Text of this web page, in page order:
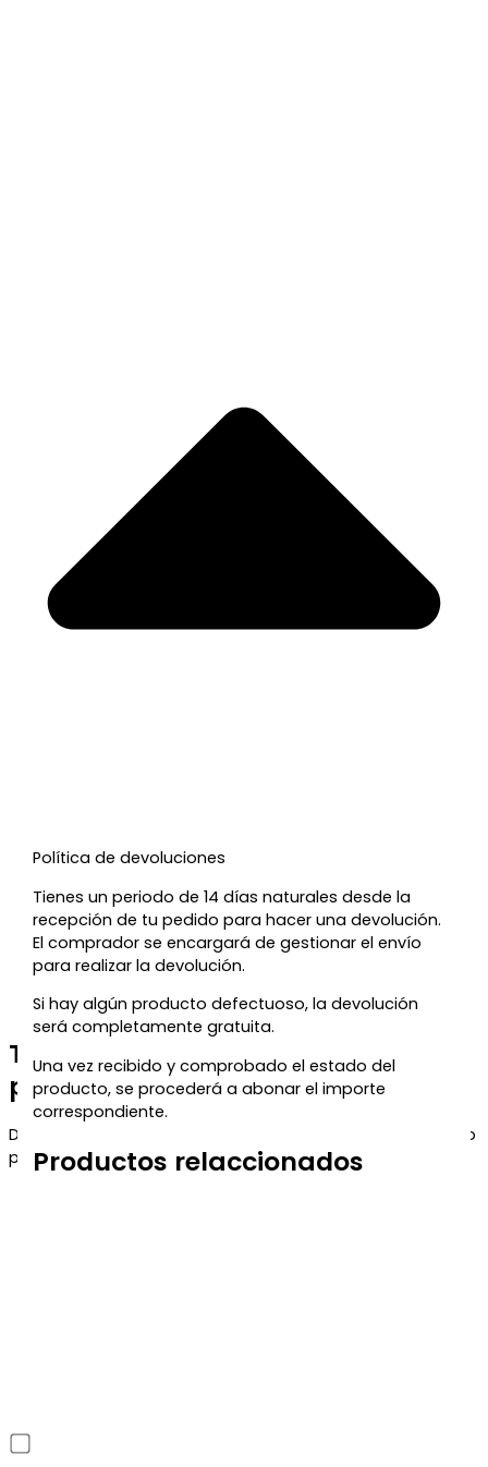
Política de devoluciones
Tienes un periodo de 14 días naturales desde la
recepción de tu pedido para hacer una devolución.
El comprador se encargará de gestionar el envío
para realizar la devolución.
Si hay algún producto defectuoso, la devolución
será completamente gratuita.
Una vez recibido y comprobado el estado del
producto, se procederá a abonar el importe
correspondiente.
Productos relaccionados
Te regalamos un 5% de descuento
para tu próxima compra
Déjanos tu correo y te enviaremos el código de descuento
para que puedas aprovecharlo en tu próximo pedido.